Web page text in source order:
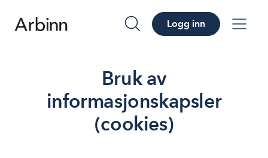
søk Logg inn
Bruk av
informasjonskapsler
(cookies)